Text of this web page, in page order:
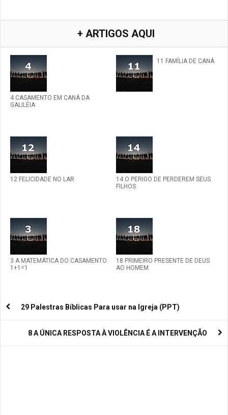
+ ARTIGOS AQUI
4 CASAMENTO EM CANÁ DA
GALILÉIA
11 FAMÍLIA DE CANÁ
12 FELICIDADE NO LAR
14 O PERIGO DE PERDEREM SEUS
FILHOS
3 A MATEMÁTICA DO CASAMENTO:
1+1=1
18 PRIMEIRO PRESENTE DE DEUS
AO HOMEM
29 Palestras Bíblicas Para usar na Igreja (PPT)
8 A ÚNICA RESPOSTA À VIOLÊNCIA É A INTERVENÇÃO